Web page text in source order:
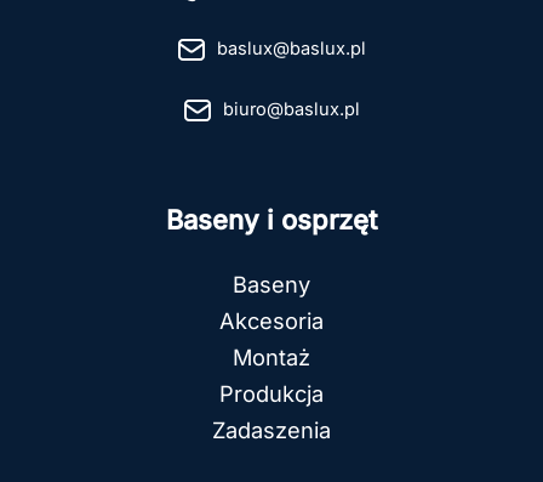
baslux@baslux.pl
biuro@baslux.pl
Baseny i osprzęt
Baseny
Akcesoria
Montaż
Produkcja
Zadaszenia